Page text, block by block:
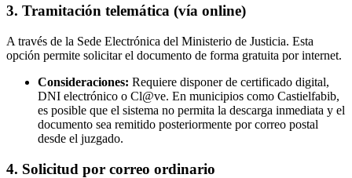
3. Tramitación telemática (vía online)
A través de la Sede Electrónica del Ministerio de Justicia. Esta
opción permite solicitar el documento de forma gratuita por internet.
Consideraciones: Requiere disponer de certificado digital,
DNI electrónico o Cl@ve. En municipios como Castielfabib,
es posible que el sistema no permita la descarga inmediata y el
documento sea remitido posteriormente por correo postal
desde el juzgado.
4. Solicitud por correo ordinario